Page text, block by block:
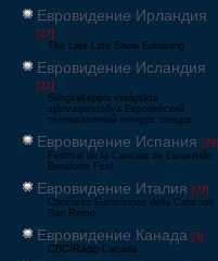
Евровидение Ирландия
[27]
The Late Late Show Eurosong
Евровидение Исландия
[21]
Söngvakeppni evrópskra
sjónvarpsstöðva Европейский
телевизионный конкурс певцов
Евровидение Испания [79]
Festival de la Canción de Eurovisión
Benidorm Fest
Евровидение Италия [27]
Concorso Eurovisione della Canzone
San Remo
Евровидение Канада [3]
CBC/Radio-Canada